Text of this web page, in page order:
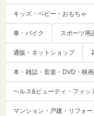
キッズ・ベビー・おもちゃ
車・バイク スポーツ用
通販・ネットショップ
本・雑誌・音楽・DVD・映
ヘルス&ビューティ・フィッ
マンション・戸建・リフォ